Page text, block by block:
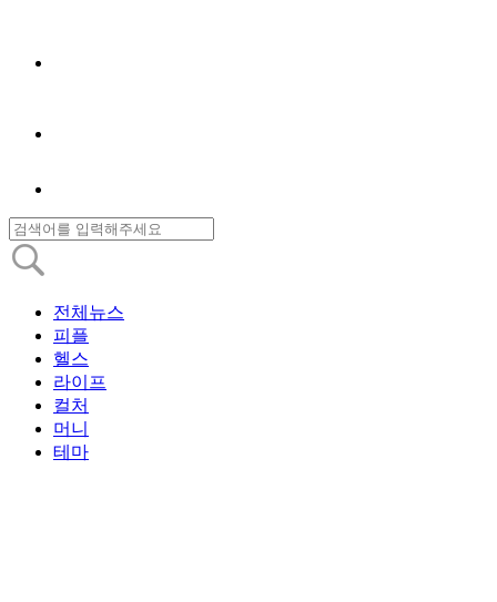
전체뉴스
피플
헬스
라이프
컬처
머니
테마